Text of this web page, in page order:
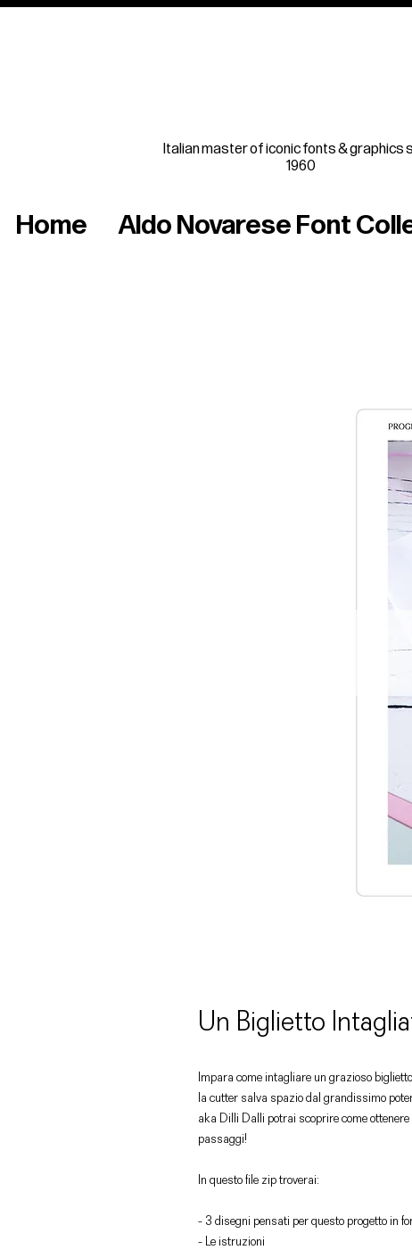
Italian master of iconic fonts & graphics
1960
Home Aldo Novarese Font
Un Biglietto
Impara come intagliare un grazioso
la cutter salva spazio dal grandissimo
aka Dilli Dalli potrai scoprire come
passaggi!
In questo file zip troverai:
- 3 disegni pensati per questo progetto in
- Le istruzioni